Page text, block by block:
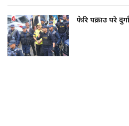
फेरि पक्राउ परे दुर्गा